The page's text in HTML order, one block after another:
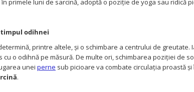
primele luni de sarcină, adoptă o poziție de yoga sau ridică
odihnei
printre altele, și o schimbare a centrului de
o odihnă pe măsură. De multe ori, schimbarea poziției de
unei perne sub picioare va combate circulația proastă
.